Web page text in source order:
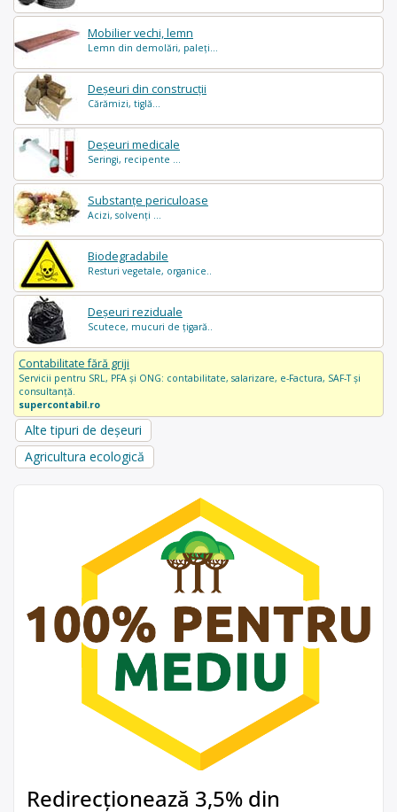
Mobilier vechi, lemn
Lemn din demolări, paleți...
Deșeuri din construcții
Cărămizi, tiglă...
Deșeuri medicale
Seringi, recipente ...
Substanțe periculoase
Acizi, solvenți ...
Biodegradabile
Resturi vegetale, organice..
Deșeuri reziduale
Scutece, mucuri de țigară..
Contabilitate fără griji
Servicii pentru SRL, PFA și ONG: contabilitate, salarizare, e-Factura, SAF-T și
consultanță.
supercontabil.ro
Alte tipuri de deșeuri
Agricultura ecologică
Redirecționează 3,5% din